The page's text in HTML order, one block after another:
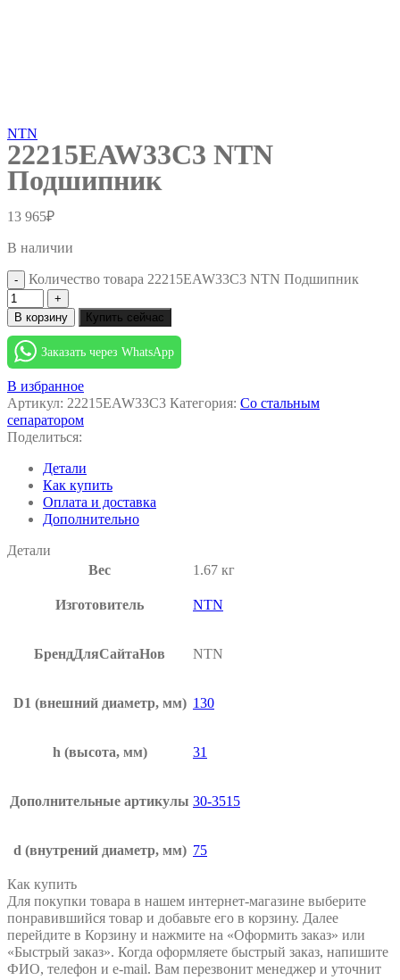
NTN
22215EAW33C3 NTN
Подшипник
13 965₽
В наличии
Количество товара 22215EAW33C3 NTN Подшипник
В корзину Купить сейчас
Заказать через WhatsApp
В избранное
Артикул: 22215EAW33C3 Категория: Со стальным
сепаратором
Поделиться:
Детали
Как купить
Оплата и доставка
Дополнительно
Детали
Вес
1.67 кг
Изготовитель NTN
БрендДляСайтаНов NTN
D1 (внешний диаметр, мм) 130
h (высота, мм) 31
Дополнительные артикулы 30-3515
d (внутрений диаметр, мм) 75
Как купить
Для покупки товара в нашем интернет-магазине выберите
понравившийся товар и добавьте его в корзину. Далее
перейдите в Корзину и нажмите на «Оформить заказ» или
«Быстрый заказ». Когда оформляете быстрый заказ, напишите
ФИО, телефон и e-mail. Вам перезвонит менеджер и уточнит